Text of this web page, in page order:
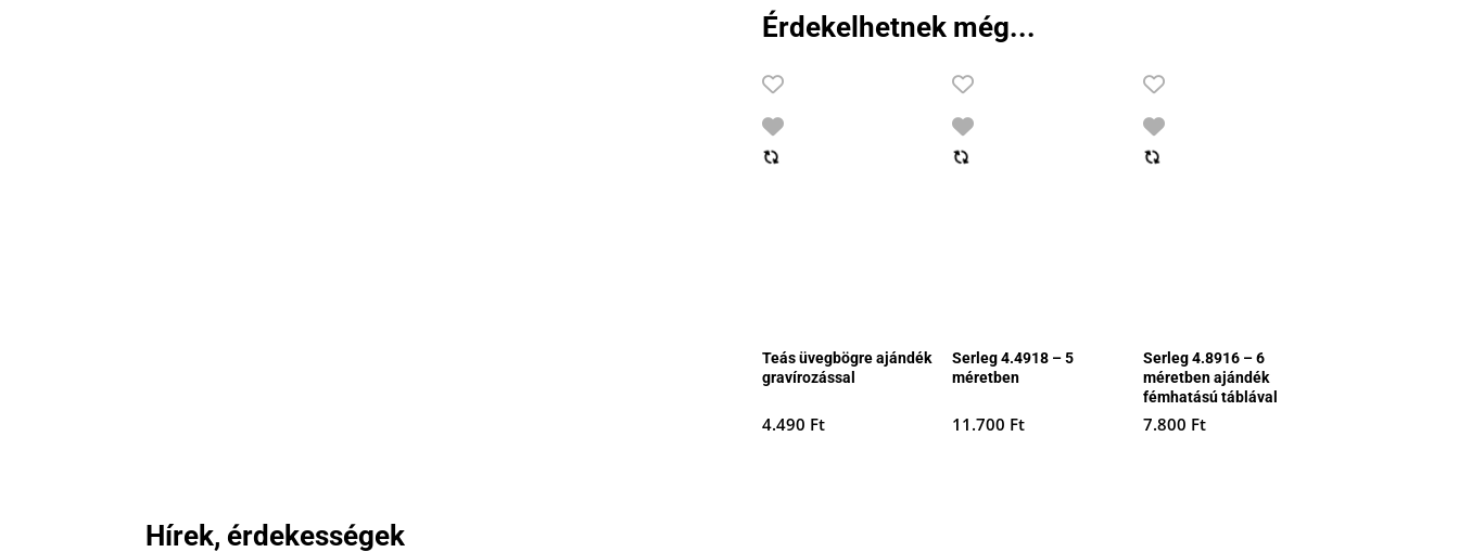
Érdekelhetnek még...
Teás üvegbögre ajándék
gravírozással
4.490 Ft
Serleg 4.4918 – 5
méretben
11.700 Ft
Serleg 4.8916 – 6
méretben ajándék
fémhatású táblával
7.800 Ft
Hírek, érdekességek